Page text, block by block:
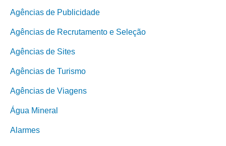
Agências de Publicidade
Agências de Recrutamento e Seleção
Agências de Sites
Agências de Turismo
Agências de Viagens
Água Mineral
Alarmes